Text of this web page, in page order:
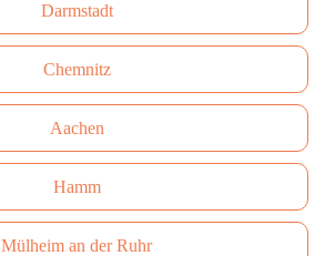
Darmstadt
Сhemnitz
Aachen
Hamm
Mülheim an der Ruhr